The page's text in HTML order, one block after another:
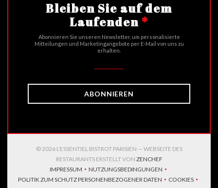
Bleiben Sie auf dem
Laufenden *
Abonnieren Sie unseren Newsletter, um personalisierte
Mitteilungen und Marketingangebote per E-Mail von uns zu
erhalten.
ABONNIEREN
© 2026 L'ESSENTIEL BISTROT PARISIEN — WEBSEITE DES
RESTAURANTS ERSTELLT VON ZENCHEF((ÖFFNET EIN
IMPRESSUM
((ÖFFNET EIN NEUES FENSTER))
NUTZUNGSBEDINGUNGEN
((ÖFFNET EIN NEUES FENSTER))
POLITIK ZUM SCHUTZ PERSONENBEZOGENER DATEN
((ÖFFNET EIN NEUES FENSTER))
COOKIES
((ÖFFNET